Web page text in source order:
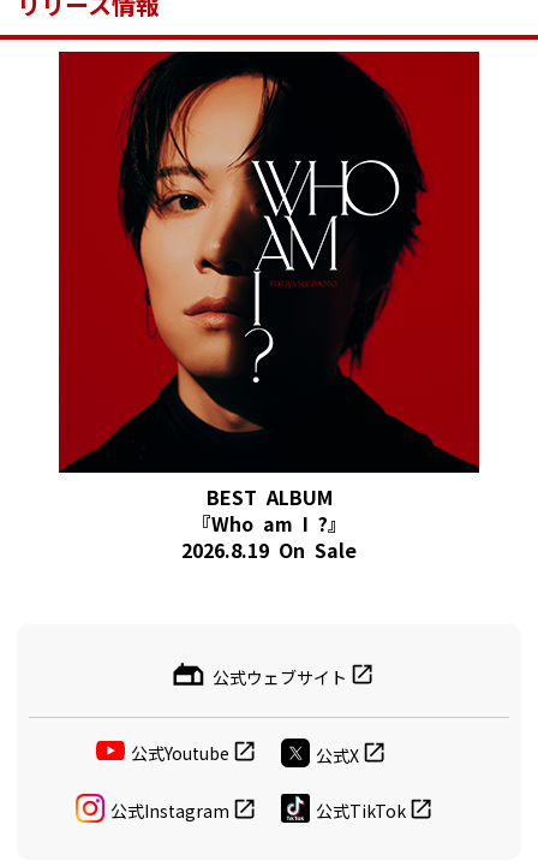
リリース情報
BEST ALBUM
『Who am I ?』
2026.8.19 On Sale
公式ウェブサイト
公式Youtube 公式X
公式Instagram 公式TikTok